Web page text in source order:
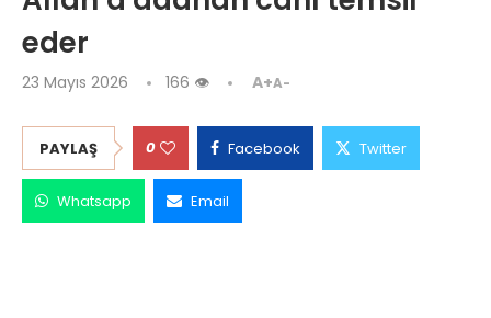
eder
23 Mayıs 2026 166 👁 A+A-
PAYLAŞ 0 Facebook Twitter
Whatsapp Email